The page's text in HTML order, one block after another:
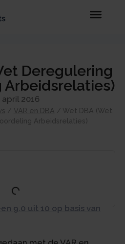
Deregulering
Arbeidsrelaties)
april 2016
/ VAR en DBA / Wet DBA (Wet
Arbeidsrelaties)
9.0 uit 10 op basis van